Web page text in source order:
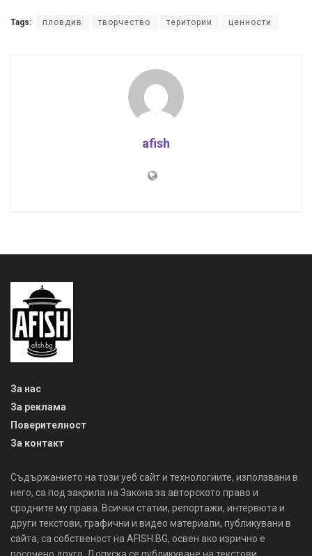
Tags: пловдив творчество територии ценности
afish
За нас
За реклама
Поверителност
За контакт
Съдържанието на този уеб сайт и технологиите, използвани в
него, са под закрила на Закона за авторското право и
сродните му права. Всички статии, репортажи, интервюта и
други текстови, графични и видео материали, публикувани в
сайта, са собственост на AFISH.BG, освен ако изрично е
посочено друго. Допуска се публикуване на текстови